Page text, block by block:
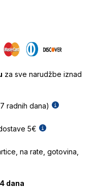
za sve narudžbe iznad
radnih dana)
5€
na rate, gotovina,
dana